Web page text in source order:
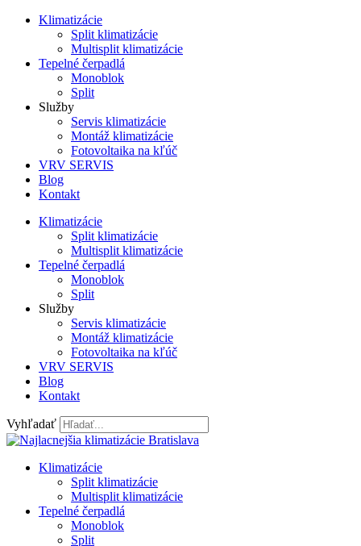
PreskočiťKlimatizácie
Split klimatizácie
Multisplit klimatizácie
Tepelné čerpadlá
Monoblok
Split
Služby
Servis klimatizácie
Montáž klimatizácie
Fotovoltaika na kľúč
VRV SERVIS
Blog
Kontakt
Klimatizácie
Split klimatizácie
Multisplit klimatizácie
Tepelné čerpadlá
Monoblok
Split
Služby
Servis klimatizácie
Montáž klimatizácie
Fotovoltaika na kľúč
VRV SERVIS
Blog
Kontakt
Vyhľadať
Klimatizácie
Split klimatizácie
Multisplit klimatizácie
Tepelné čerpadlá
Monoblok
Split